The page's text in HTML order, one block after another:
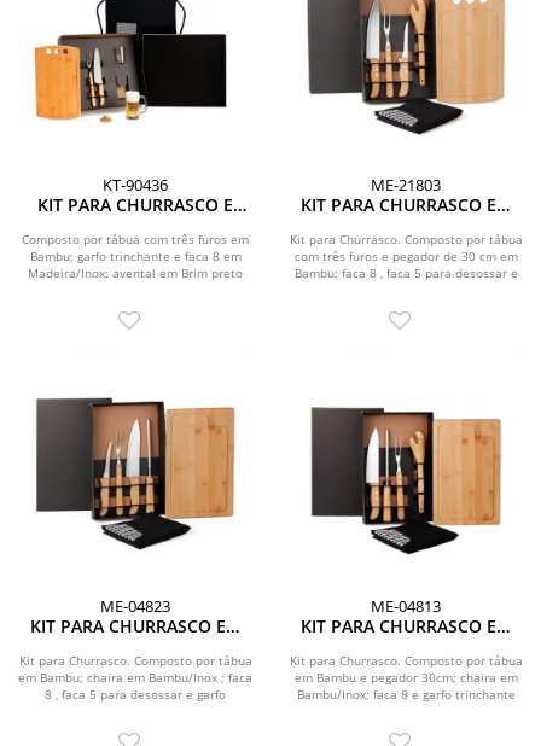
KT-90436
KIT PARA CHURRASCO E
Composto por tábua com três furos em
Bambu; garfo trinchante e faca 8 em
Madeira/Inox; avental em Brim preto
ME-21803
KIT PARA CHURRASCO EM
COM AVENTAL - 6 PÇS
Kit para Churrasco. Composto por tábua
com três furos e pegador de 30 cm em
Bambu; faca 8 , faca 5 para desossar e
ME-04823
KIT PARA CHURRASCO EM
COM AVENTAL - 6 PÇS
Kit para Churrasco. Composto por tábua
em Bambu; chaira em Bambu/Inox ; faca
8 , faca 5 para desossar e garfo
ME-04813
KIT PARA CHURRASCO EM
COM AVENTAL - 6 PÇS
Kit para Churrasco. Composto por tábua
em Bambu e pegador 30cm; chaira em
Bambu/Inox; faca 8 e garfo trinchante